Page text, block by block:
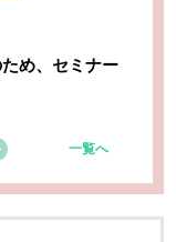
め、セミナー
一覧へ